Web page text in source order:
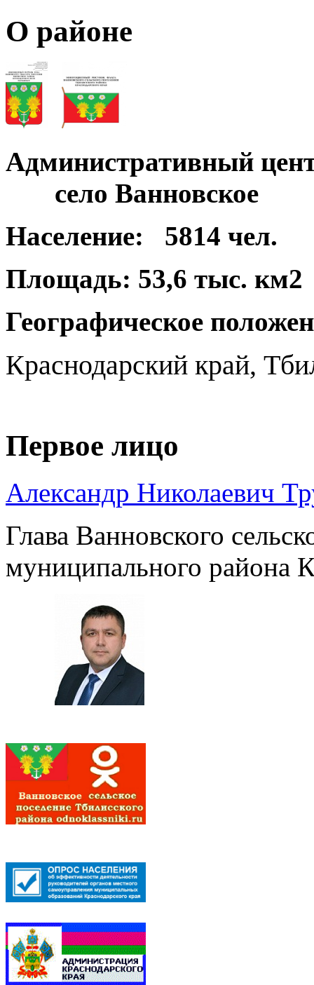
О районе
Административный
село Ванновское
Население:
5814 чел.
Площадь: 53,6 тыс. км2
Географическое
Краснодарский край,
Первое лицо
Александр Николаевич
Глава Ванновского
муниципального района